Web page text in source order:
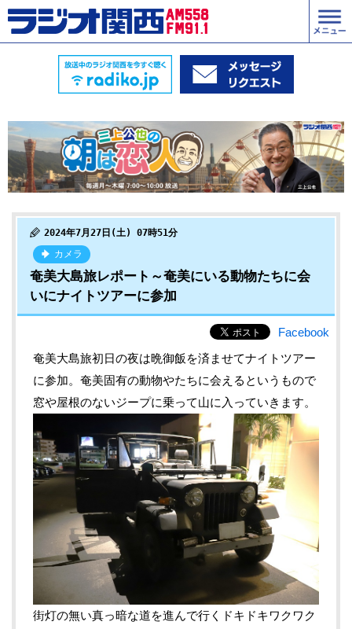
2024年7月27日(土) 07時51分
カメラ
奄美大島旅レポート～奄美にいる動物たちに会
いにナイトツアーに参加
Facebook
奄美大島旅初日の夜は晩御飯を済ませてナイトツアー
に参加。奄美固有の動物やたちに会えるというもので
窓や屋根のないジープに乗って山に入っていきます。
街灯の無い真っ暗な道を進んで行くドキドキワクワク